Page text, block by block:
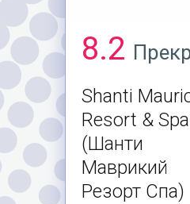
8.2
Shanti
Resort &
(Шанти
Маврикий
Резорт Спа)